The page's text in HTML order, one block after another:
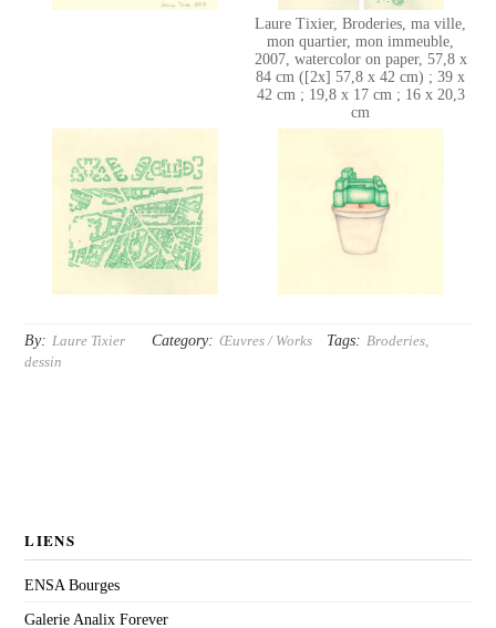
Laure Tixier, Broderies, ma ville,
mon quartier, mon immeuble,
2007, watercolor on paper, 57,8 x
84 cm ([2x] 57,8 x 42 cm) ; 39 x
42 cm ; 19,8 x 17 cm ; 16 x 20,3
cm
By: Laure Tixier Category: Œuvres / Works Tags: Broderies,
dessin
LIENS
ENSA Bourges
Galerie Analix Forever